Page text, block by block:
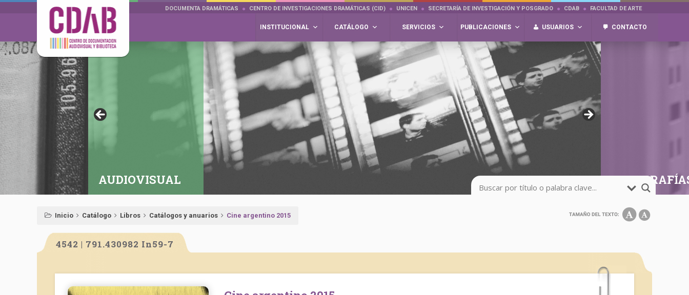
DOCUMENTA DRAMÁTICAS CENTRO DE INVESTIGACIONES DRAMÁTICAS (CID) UNICEN SECRETARÍA DE INVESTIGACIÓN Y POSGRADO CDAB FACULTAD DE ARTE
INSTITUCIONAL CATÁLOGO SERVICIOS PUBLICACIONES USUARIOS CONTACTO
AUDIOVISUAL
Inicio Catálogo Libros Catálogos y anuarios Cine argentino 2015
4542 | 791.430982 In59-7